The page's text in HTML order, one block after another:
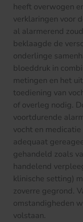
heeft overwogen
verklaringen voor
al alarmerend
beklaagde de
onderlinge
bloeddruk in
metingen en het
toediening van
of overleg nodig.
voortdurende
vocht en
adequaat
gehandeld zoals
handelend
klinische setting)
zoverre gegrond.
omstandigheden
volstaan.